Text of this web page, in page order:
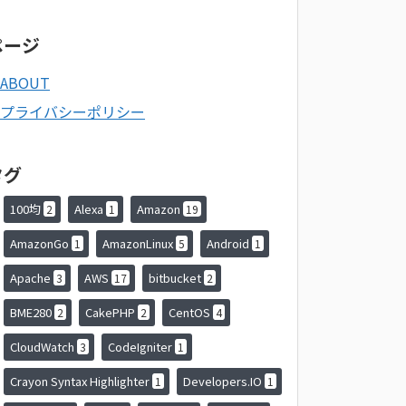
ジ
ABOUT
プライバシーポリシー
100均 2 Alexa 1 Amazon 19
AmazonGo 1 AmazonLinux 5 Android 1
Apache 3 AWS 17 bitbucket 2
BME280 2 CakePHP 2 CentOS 4
CloudWatch 3 CodeIgniter 1
Crayon Syntax Highlighter 1 Developers.IO 1